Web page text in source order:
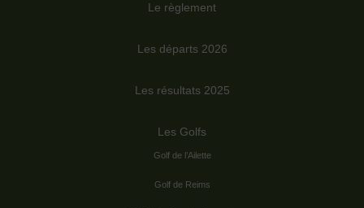
Le règlement
Les départs 2026
Les résultats 2025
Les Golfs
Golf de l’Ailette
Golf de Reims